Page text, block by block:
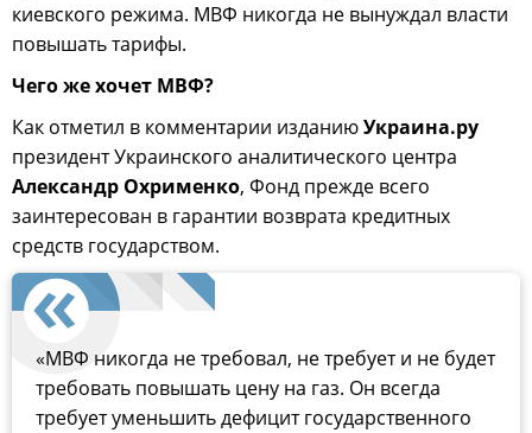
киевского режима. МВФ никогда не вынуждал власти
повышать тарифы.
Чего же хочет МВФ?
Как отметил в комментарии изданиюУкраина.ру
президент Украинского аналитического центра
Александр Охрименко, Фонд прежде всего
заинтересован в гарантии возврата кредитных
средств государством.
«МВФ никогда не требовал, не требует и не будет
требовать повышать цену на газ. Он всегда
требует уменьшить дефицит государственного